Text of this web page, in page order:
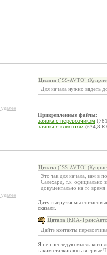
удален
Цитата (`SS-AVTO`
Для начала нужно видеть
Прикрепленные файлы:
заявка с перевозчиком
заявка с клиентом (634,8
удален
Цитата (`SS-AVTO`
Это так для начала, вам в
Салехард, т.к. официально
документально на то время
Дату выгрузки мы
сказали.
Цитата (КИА-
Дайте контакты
Я не преследую мысль кого
таким сталкиваюсь